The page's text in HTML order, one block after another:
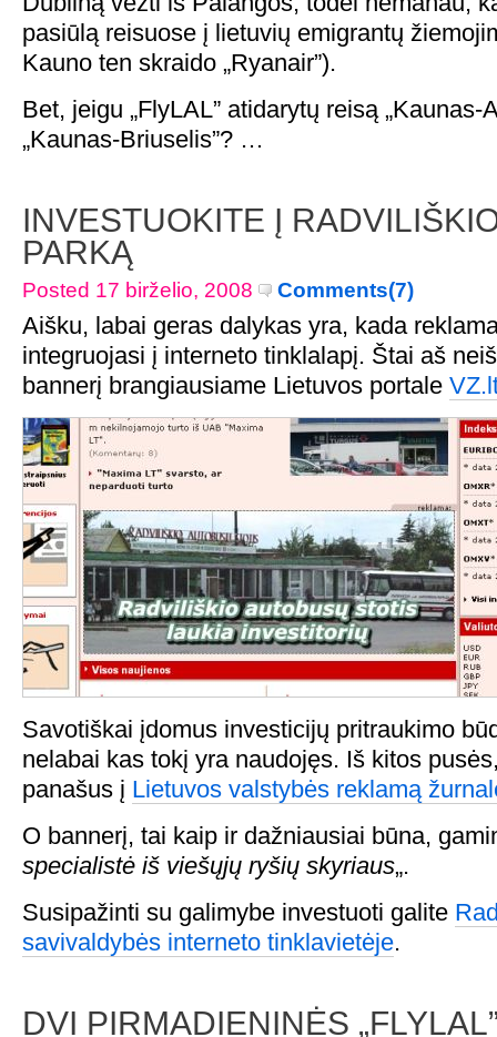
pasiūlą reisuose į lietuvių emigrantų
Kauno ten skraido „Ryanair”).
Bet, jeigu „FlyLAL” atidarytų reisą „Kaunas-
„Kaunas-Briuselis”? …
INVESTUOKITE Į
PARKĄ
Posted 17 birželio, 2008 Comments(7)
Aišku, labai geras dalykas yra, kada
integruojasi į interneto tinklalapį. Štai aš
bannerį brangiausiame Lietuvos portale
Savotiškai įdomus investicijų pritraukimo
nelabai kas tokį yra naudojęs. Iš kitos
panašus į Lietuvos valstybės reklamą
O bannerį, tai kaip ir dažniausiai būna,
specialistė iš viešųjų ryšių skyriaus„.
Susipažinti su galimybe investuoti galite
savivaldybės interneto tinklavietėje.
DVI PIRMADIENINĖS